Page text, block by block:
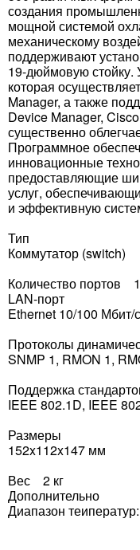
создания
мощной системой
механическому
поддерживают
19-дюймовую стойку.
которая
Manager, а также
Device Manager,
существенно
Программное
инновационные
предоставляющие
услуг,
и эффективную
Тип
Коммутатор (switch)
Количество портов
LAN-порт
Ethernet 10/100 Мбит/
Протоколы
SNMP 1, RMON 1,
Поддержка
IEEE 802.1D, IEEE
Размеры
152x112x147 мм
Вес 2 кг
Дополнительно
Диапазон